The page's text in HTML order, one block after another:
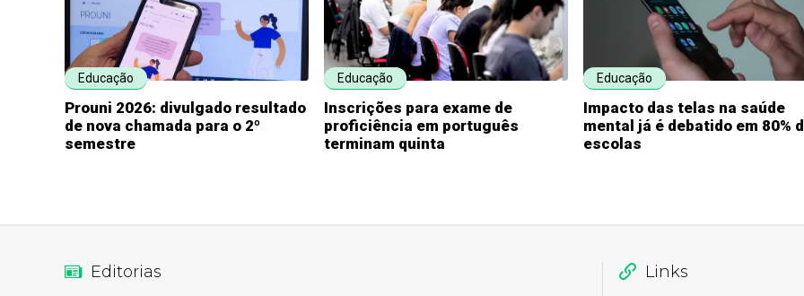
Educação
Prouni 2026: divulgado resultado
de nova chamada para o 2º
semestre
Educação
Inscrições para exame de
proficiência em português
terminam quinta
Educação
Impacto das telas na saúde
mental já é debatido em 80%
escolas
Editorias Links